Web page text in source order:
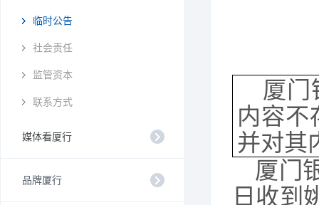
临时公告
社会责任
监管资本
联系方式
媒体看厦行
品牌厦行
厦门
内容不
并对其
厦门
日收到